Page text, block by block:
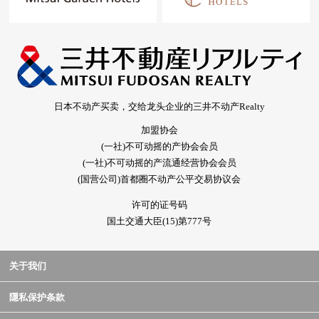
日本不动产买卖，交给龙头企业的三井不动产Realty
加盟协会
(一社)不可动摇的产协会会员
(一社)不可动摇的产流通经营协会会员
(国营公司)首都圈不动产公平交易协议会
许可的证号码
国土交通大臣(15)第777号
关于我们
隱私保护条款